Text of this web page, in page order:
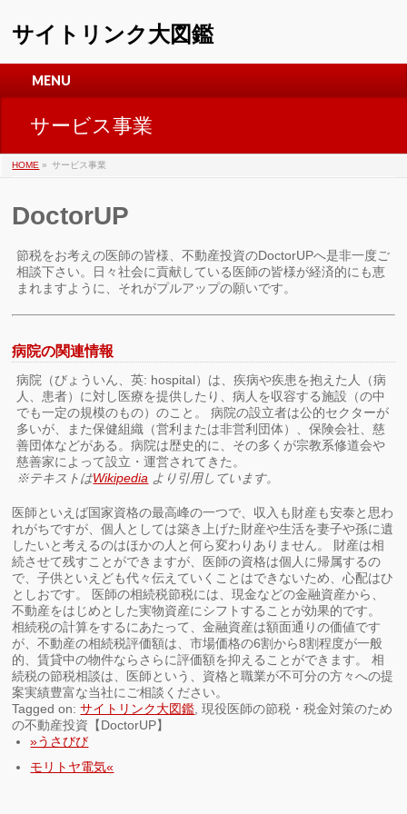
サイトリンク大図鑑
MENU
サービス事業
HOME » サービス事業
DoctorUP
節税をお考えの医師の皆様、不動産投資のDoctorUPへ是非一度ご
相談下さい。日々社会に貢献している医師の皆様が経済的にも恵
まれますように、それがプルアップの願いです。
病院の関連情報
病院（びょういん、英: hospital）は、疾病や疾患を抱えた人（病
人、患者）に対し医療を提供したり、病人を収容する施設（の中
でも一定の規模のもの）のこと。 病院の設立者は公的セクターが
多いが、また保健組織（営利または非営利団体）、保険会社、慈
善団体などがある。病院は歴史的に、その多くが宗教系修道会や
慈善家によって設立・運営されてきた。
※テキストはWikipedia より引用しています。
医師といえば国家資格の最高峰の一つで、収入も財産も安泰と思わ
れがちですが、個人としては築き上げた財産や生活を妻子や孫に遺
したいと考えるのはほかの人と何ら変わりありません。 財産は相
続させて残すことができますが、医師の資格は個人に帰属するの
で、子供といえども代々伝えていくことはできないため、心配はひ
としおです。 医師の相続税節税には、現金などの金融資産から、
不動産をはじめとした実物資産にシフトすることが効果的です。
相続税の計算をするにあたって、金融資産は額面通りの価値です
が、不動産の相続税評価額は、市場価格の6割から8割程度が一般
的、賃貸中の物件ならさらに評価額を抑えることができます。 相
続税の節税相談は、医師という、資格と職業が不可分の方々への提
案実績豊富な当社にご相談ください。
Tagged on:サイトリンク大図鑑 , 現役医師の節税・税金対策のため
の不動産投資【DoctorUP】
»うさびび
モリトヤ電気«